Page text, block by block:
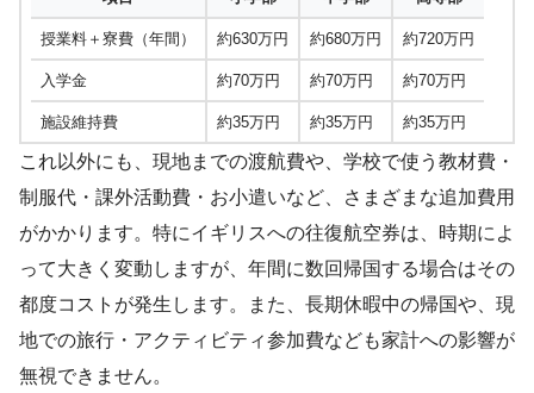
授業料＋寮費（年間） 約630万円 約680万円 約720万円
入学金 約70万円 約70万円 約70万円
施設維持費 約35万円 約35万円 約35万円
これ以外にも、現地までの渡航費や、学校で使う教材費・
制服代・課外活動費・お小遣いなど、さまざまな追加費用
がかかります。特にイギリスへの往復航空券は、時期によ
って大きく変動しますが、年間に数回帰国する場合はその
都度コストが発生します。また、長期休暇中の帰国や、現
地での旅行・アクティビティ参加費なども家計への影響が
無視できません。